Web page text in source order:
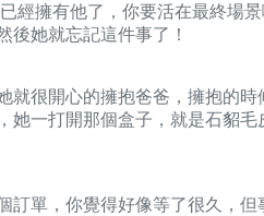
擁有他了，你要活在最終場
她就忘記這件事了！
很開心的擁抱爸爸，擁抱的
一打開那個盒子，就是石貂毛
單，你覺得好像等了很久，但